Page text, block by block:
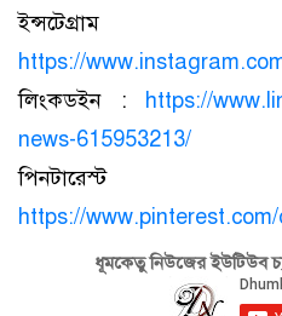
https://
লিংকডইন : https://
news-615953213/
https://
ধূমকেতু নিউজের ইউটিউব